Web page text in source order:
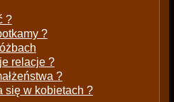
?
?
relacje ?
?
się w kobietach ?